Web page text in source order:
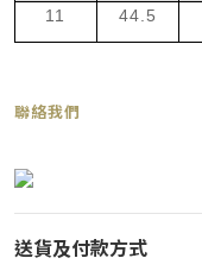
11 44.5
聯絡我們
送貨及付款方式